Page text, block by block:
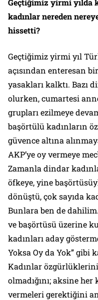
Geçtiğimiz yirmi yılda
kadınlar nereden
hissetti?
Geçtiğimiz yirmi yıl
açısından enteresan
yasakları kalktı. Bazı
olurken, cumartesi
grupları ezilmeye
başörtülü kadınların
güvence altına
AKP’ye oy vermeye
Zamanla dindar
öfkeye, yine
dönüştü, çok sayıda
Bunlara ben de
ve başörtüsü üzerine
kadınları aday
Yoksa Oy da Yok” gibi
Kadınlar
olmadığını; aksine
vermeleri gerektiğini